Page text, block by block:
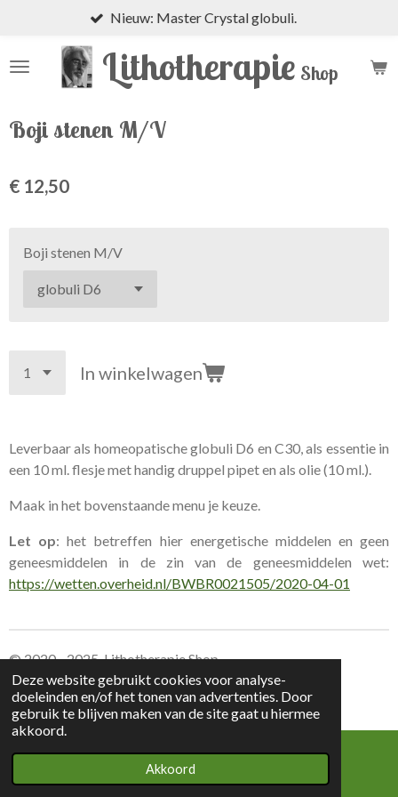
Deze website gebruikt cookies voor analyse-
doeleinden en/of het tonen van advertenties. Door
gebruik te blijven maken van de site gaat u hiermee
akkoord.
Akkoord
naar
Lithotherapie Shop
Nieuw: Master Crystal globuli.
Boji stenen M/V
€ 12,50
Boji stenen M/V
In winkelwagen
Leverbaar als homeopatische globuli D6 en C30, als essentie in
een 10 ml. flesje met handig druppel pipet en als olie (10 ml.).
Maak in het bovenstaande menu je keuze.
Let op: het betreffen hier energetische middelen en geen
geneesmiddelen in de zin van de geneesmiddelen wet:
https://wetten.overheid.nl/BWBR0021505/2020-04-01
© 2020 - 2025 Lithotherapie Shop
Leverings voorwaarden Lithotherapie Shop